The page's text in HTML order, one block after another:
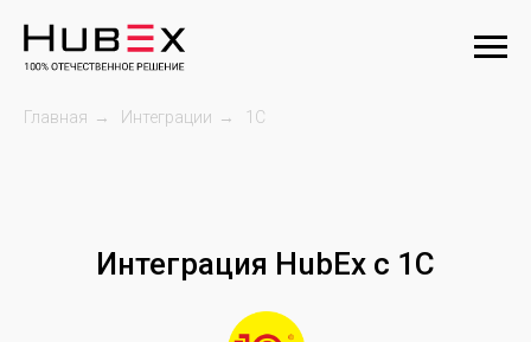
Главная → Интеграции → 1C
Интеграция HubEx с 1С